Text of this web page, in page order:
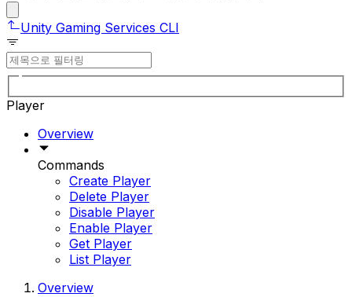
Unity Gaming Services CLI
Player
Overview
Commands
Create Player
Delete Player
Disable Player
Enable Player
Get Player
List Player
Overview